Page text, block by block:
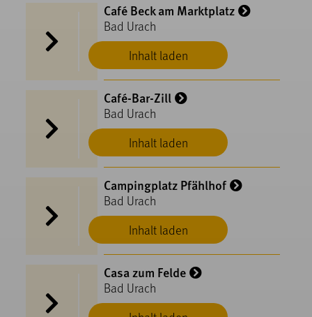
Inhalt laden
Café Beck am Marktplatz
Bad Urach
Inhalt laden
Café-Bar-Zill
Bad Urach
Inhalt laden
Campingplatz Pfählhof
Bad Urach
Casa zum Felde
Bad Urach